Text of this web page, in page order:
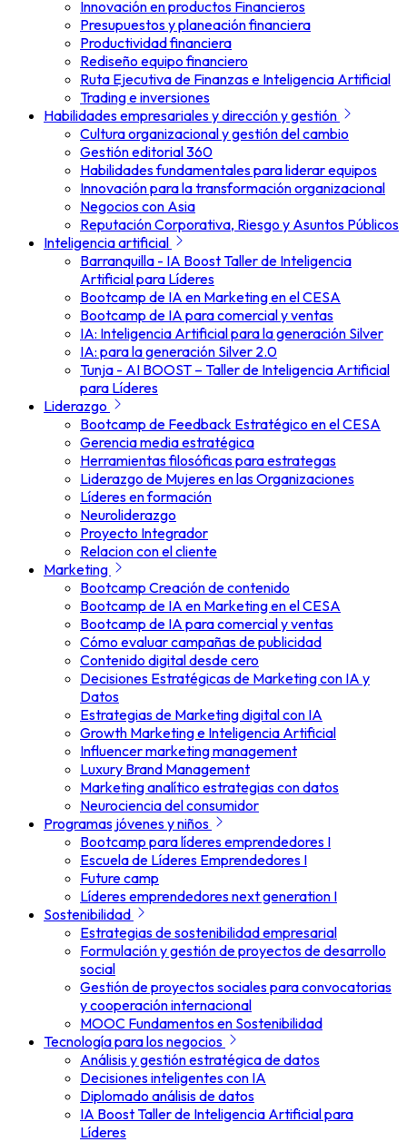
Innovación en productos Financieros
Presupuestos y planeación financiera
Productividad financiera
Rediseño equipo financiero
Ruta Ejecutiva de Finanzas e Inteligencia Artificial
Trading e inversiones
Habilidades empresariales y dirección y gestión
Cultura organizacional y gestión del cambio
Gestión editorial 360
Habilidades fundamentales para liderar equipos
Innovación para la transformación organizacional
Negocios con Asia
Reputación Corporativa, Riesgo y Asuntos Públicos
Inteligencia artificial
Barranquilla - IA Boost Taller de Inteligencia
Artificial para Líderes
Bootcamp de IA en Marketing en el CESA
Bootcamp de IA para comercial y ventas
IA: Inteligencia Artificial para la generación Silver
IA: para la generación Silver 2.0
Tunja - AI BOOST – Taller de Inteligencia Artificial
para Líderes
Liderazgo
Bootcamp de Feedback Estratégico en el CESA
Gerencia media estratégica
Herramientas filosóficas para estrategas
Liderazgo de Mujeres en las Organizaciones
Líderes en formación
Neuroliderazgo
Proyecto Integrador
Relacion con el cliente
Marketing
Bootcamp Creación de contenido
Bootcamp de IA en Marketing en el CESA
Bootcamp de IA para comercial y ventas
Cómo evaluar campañas de publicidad
Contenido digital desde cero
Decisiones Estratégicas de Marketing con IA y
Datos
Estrategias de Marketing digital con IA
Growth Marketing e Inteligencia Artificial
Influencer marketing management
Luxury Brand Management
Marketing analítico estrategias con datos
Neurociencia del consumidor
Programas jóvenes y niños
Bootcamp para líderes emprendedores I
Escuela de Líderes Emprendedores I
Future camp
Líderes emprendedores next generation I
Sostenibilidad
Estrategias de sostenibilidad empresarial
Formulación y gestión de proyectos de desarrollo
social
Gestión de proyectos sociales para convocatorias
y cooperación internacional
MOOC Fundamentos en Sostenibilidad
Tecnología para los negocios
Análisis y gestión estratégica de datos
Decisiones inteligentes con IA
Diplomado análisis de datos
IA Boost Taller de Inteligencia Artificial para
Líderes